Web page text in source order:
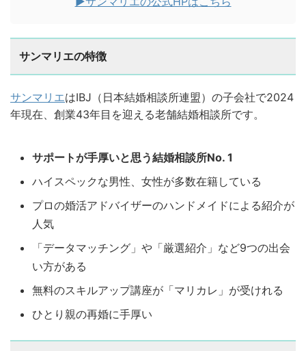
サンマリエの特徴
サンマリエはIBJ（日本結婚相談所連盟）の子会社で2024
年現在、創業43年目を迎える老舗結婚相談所です。
サポートが手厚いと思う結婚相談所No. 1
ハイスペックな男性、女性が多数在籍している
プロの婚活アドバイザーのハンドメイドによる紹介が
人気
「データマッチング」や「厳選紹介」など9つの出会
い方がある
無料のスキルアップ講座が「マリカレ」が受けれる
ひとり親の再婚に手厚い